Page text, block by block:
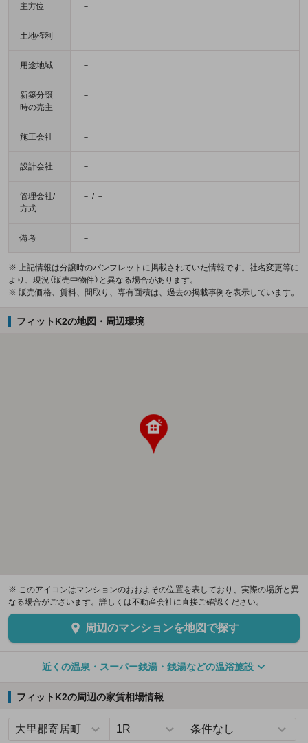
主方位 －
土地権利 －
用途地域 －
新築分譲
時の売主
－
施工会社 －
設計会社 －
管理会社/
方式
－ / －
備考 －
※ 上記情報は分譲時のパンフレットに掲載されていた情報です。社名変更等に
より、現況（販売中物件）と異なる場合があります。
※ 販売価格、賃料、間取り、専有面積は、過去の掲載事例を表示しています。
フィットK2の地図・周辺環境
※ このアイコンはマンションのおおよその位置を表しており、実際の場所と異
なる場合がございます。詳しくは不動産会社に直接ご確認ください。
周辺のマンションを地図で探す
近くの温泉・スーパー銭湯・銭湯などの温浴施設
フィットK2の周辺の家賃相場情報